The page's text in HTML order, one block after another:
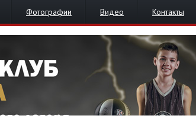
Фотографии Видео Контакты